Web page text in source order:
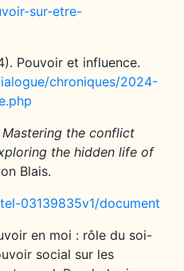
sur-etre-
Pouvoir et influence.
chroniques/2024-
Mastering the conflict
the hidden life of
Blais.
03139835v1/document
en moi : rôle du soi-
social sur les